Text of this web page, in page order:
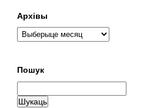
Архівы
Пошук